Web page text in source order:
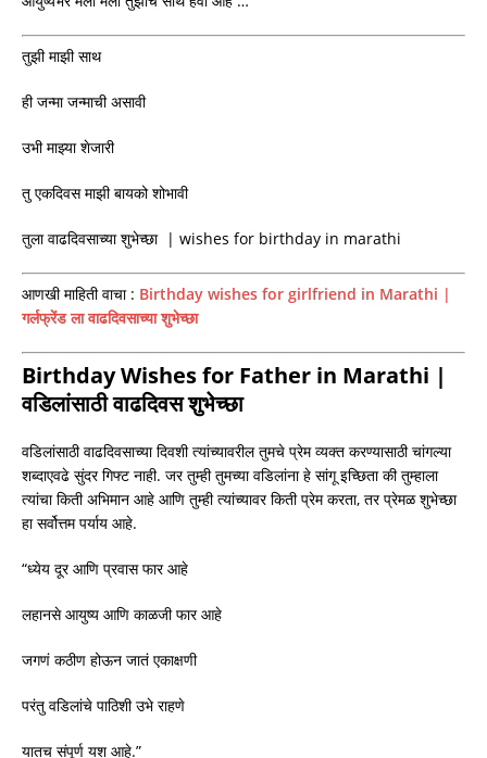
तुझी माझी साथ
ही जन्मा जन्माची असावी
उभी माझ्या शेजारी
तु एकदिवस माझी बायको शोभावी
तुला वाढदिवसाच्या शुभेच्छा | wishes for birthday in marathi
आणखी माहिती वाचा : Birthday wishes for girlfriend in Marathi |
गर्लफ्रेंड ला वाढदिवसाच्या शुभेच्छा
Birthday Wishes for Father in Marathi |
वडिलांसाठी वाढदिवस शुभेच्छा
वडिलांसाठी वाढदिवसाच्या दिवशी त्यांच्यावरील तुमचे प्रेम व्यक्त करण्यासाठी चांगल्या
शब्दाएवढे सुंदर गिफ्ट नाही. जर तुम्ही तुमच्या वडिलांना हे सांगू इच्छिता की तुम्हाला
त्यांचा किती अभिमान आहे आणि तुम्ही त्यांच्यावर किती प्रेम करता, तर प्रेमळ शुभेच्छा
हा सर्वोत्तम पर्याय आहे.
“ध्येय दूर आणि प्रवास फार आहे
लहानसे आयुष्य आणि काळजी फार आहे
जगणं कठीण होऊन जातं एकाक्षणी
परंतु वडिलांचे पाठिशी उभे राहणे
यातच संपूर्ण यश आहे.”